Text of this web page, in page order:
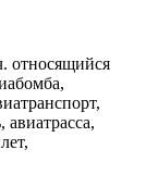
относящийся
авиатрасса,